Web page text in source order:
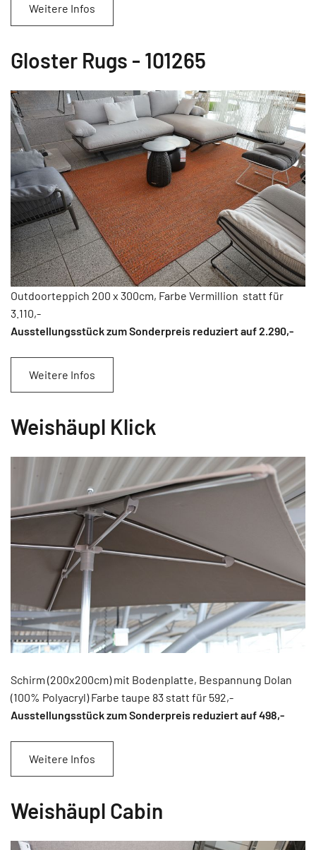
Weitere Infos
Gloster Rugs - 101265
Outdoorteppich 200 x 300cm, Farbe Vermillion statt für
3.110,-
Ausstellungsstück zum Sonderpreis reduziert auf 2.290,-
Weitere Infos
Weishäupl Klick
Schirm (200x200cm) mit Bodenplatte, Bespannung Dolan
(100% Polyacryl) Farbe taupe 83 statt für 592,-
Ausstellungsstück zum Sonderpreis reduziert auf 498,-
Weitere Infos
Weishäupl Cabin